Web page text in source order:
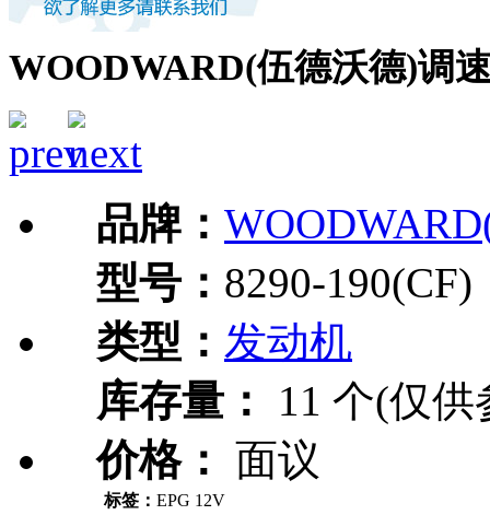
WOODWARD(伍德沃德)调
品牌：
型号： 8290-190(CF)
类型： 发动机
库存量：
11 个(仅供
价格： 面议
标签： EPG 12V